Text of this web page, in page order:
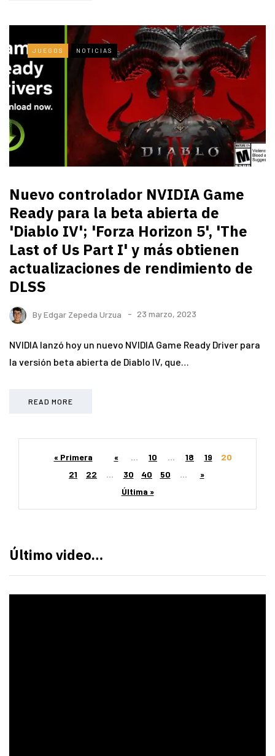
JUEGOS NOTICIAS
Nuevo controlador NVIDIA Game
Ready para la beta abierta de
'Diablo IV'; 'Forza Horizon 5', 'The
Last of Us Part I' y más obtienen
actualizaciones de rendimiento de
DLSS
ByEdgar Zepeda Urzua 23 marzo, 2023
NVIDIA lanzó hoy un nuevo NVIDIA Game Ready Driver para
la versión beta abierta de Diablo IV, que…
READ MORE
« Primera « ... 10 ... 18 19
20
21
22 ... 30 40 50 ...
»
Última »
Último video…